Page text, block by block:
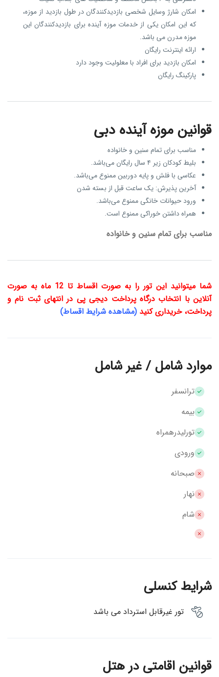
امکان شارژ وسایل شخصی بازدیدکنندگان در طول بازدید از موزه،
که این امکان یکی از خدمات موزه آینده برای بازدیدکنندگان این
موزه مدرن می‌ باشد.
ارائه اینترنت رایگان
امکان بازدید برای افراد با معلولیت وجود دارد
پارکینگ رایگان
قوانین موزه آینده دبی
مناسب برای تمام سنین و خانواده
بلیط کودکان زیر ۴ سال رایگان می‌باشد.
عکاسی با فلش و پایه دوربین ممنوع می‌باشد.
آخرین پذیرش: یک ساعت قبل از بسته شدن
ورود حیوانات خانگی ممنوع می‌باشد.
همراه داشتن خوراکی ممنوع است.
مناسب برای تمام سنین و خانواده
شما میتوانید این تور را به صورت اقساط تا 12 ماه به صورت
آنلاین با انتخاب درگاه پرداخت دیجی پی در انتهای ثبت نام و
پرداخت، خریداری کنید (مشاهده شرایط اقساط)
موارد شامل / غیر شامل
ترانسفر
بیمه
تورلیدرهمراه
ورودی
صبحانه
نهار
شام
شرایط کنسلی
تور غیرقابل استرداد می باشد
قوانین اقامتی در هتل